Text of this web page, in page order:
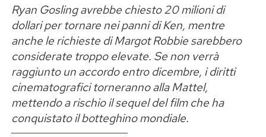
Ryan Gosling avrebbe chiesto 20 milioni di
dollari per tornare nei panni di Ken, mentre
anche le richieste di Margot Robbie sarebbero
considerate troppo elevate. Se non verrà
raggiunto un accordo entro dicembre, i diritti
cinematografici torneranno alla Mattel,
mettendo a rischio il sequel del film che ha
conquistato il botteghino mondiale.